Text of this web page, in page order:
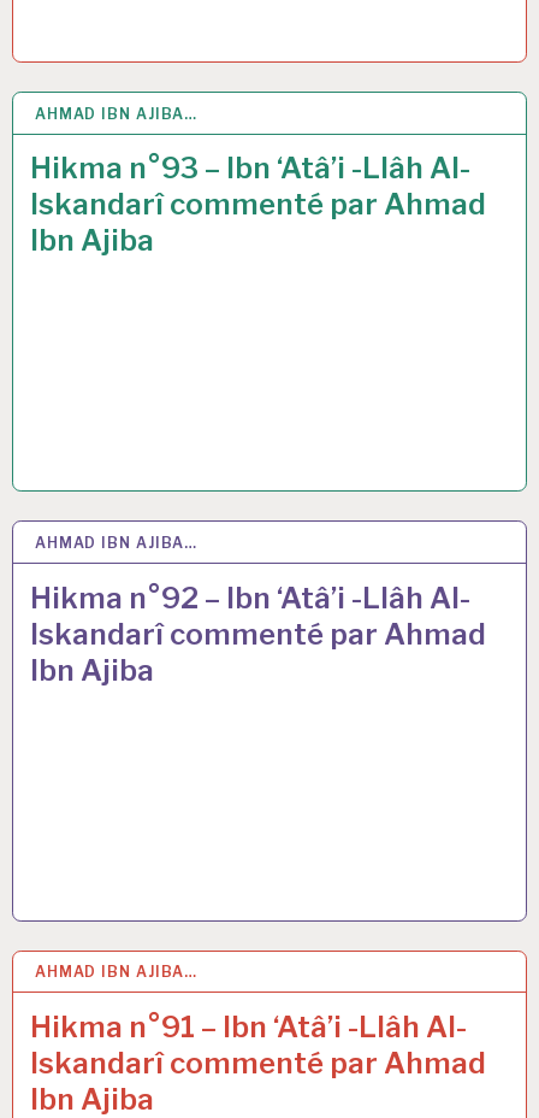
AHMAD IBN AJIBA…
Hikma n°93 – Ibn ‘Atâ’i -Llâh Al-
Iskandarî commenté par Ahmad
Ibn Ajiba
30 AVR 2021
AHMAD IBN AJIBA…
Hikma n°92 – Ibn ‘Atâ’i -Llâh Al-
Iskandarî commenté par Ahmad
Ibn Ajiba
23 AVR 2021
AHMAD IBN AJIBA…
Hikma n°91 – Ibn ‘Atâ’i -Llâh Al-
Iskandarî commenté par Ahmad
Ibn Ajiba
16 AVR 2021